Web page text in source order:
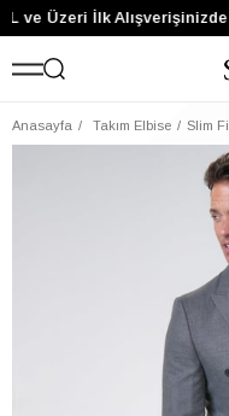
ve Üzeri İlk Alışverişinizde
Anasayfa Takım Elbise Slim